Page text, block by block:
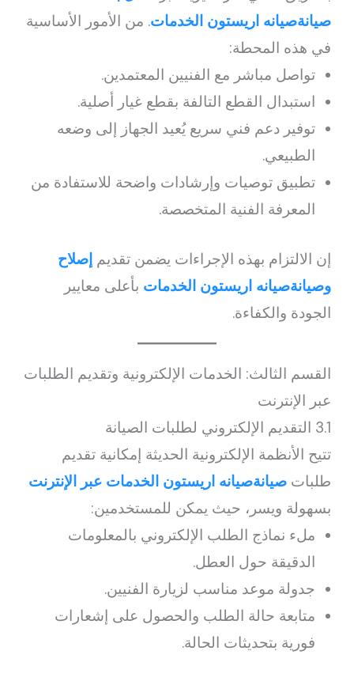
صيانةصيانه اريستون الخدمات. من الأمور الأساسية
في هذه المحطة:
تواصل مباشر مع الفنيين المعتمدين.
استبدال القطع التالفة بقطع غيار أصلية.
توفير دعم فني سريع يُعيد الجهاز إلى وضعه
الطبيعي.
تطبيق توصيات وإرشادات واضحة للاستفادة من
المعرفة الفنية المتخصصة.
إن الالتزام بهذه الإجراءات يضمن تقديمإصلاح
وصيانةصيانه اريستون الخدمات بأعلى معايير
الجودة والكفاءة.
القسم الثالث: الخدمات الإلكترونية وتقديم الطلبات
عبر الإنترنت
3.1 التقديم الإلكتروني لطلبات الصيانة
تتيح الأنظمة الإلكترونية الحديثة إمكانية تقديم
طلباتصيانةصيانه اريستون الخدمات عبر الإنترنت
بسهولة ويسر، حيث يمكن للمستخدمين:
ملء نماذج الطلب الإلكتروني بالمعلومات
الدقيقة حول العطل.
جدولة موعد مناسب لزيارة الفنيين.
متابعة حالة الطلب والحصول على إشعارات
فورية بتحديثات الحالة.